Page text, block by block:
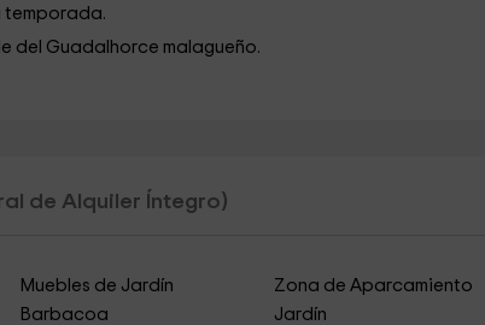
temporada.
del Guadalhorce malagueño.
de Alquiler Íntegro)
Muebles de Jardín
Zona de Aparcamiento
Barbacoa Jardín